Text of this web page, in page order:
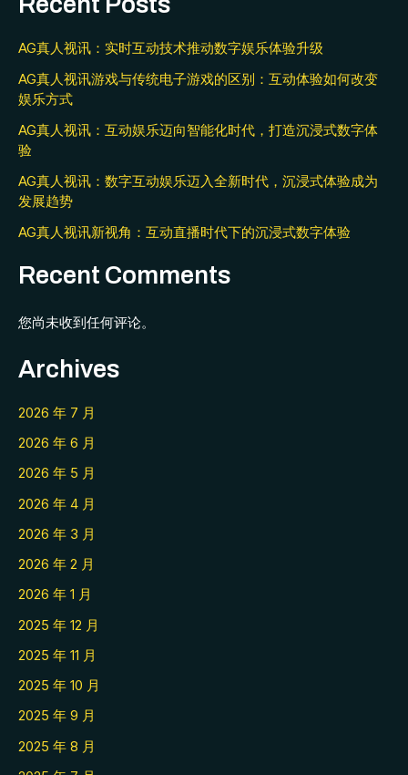
AG真人视讯：实时互动技术推动数字娱乐体验升级
AG真人视讯游戏与传统电子游戏的区别：互动体验如何改变
娱乐方式
AG真人视讯：互动娱乐迈向智能化时代，打造沉浸式数字体
验
AG真人视讯：数字互动娱乐迈入全新时代，沉浸式体验成为
发展趋势
AG真人视讯新视角：互动直播时代下的沉浸式数字体验
Recent Comments
您尚未收到任何评论。
Archives
2026 年 7 月
2026 年 6 月
2026 年 5 月
2026 年 4 月
2026 年 3 月
2026 年 2 月
2026 年 1 月
2025 年 12 月
2025 年 11 月
2025 年 10 月
2025 年 9 月
2025 年 8 月